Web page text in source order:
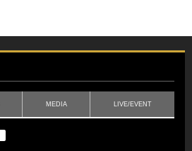
MEDIA LIVE/EVENT